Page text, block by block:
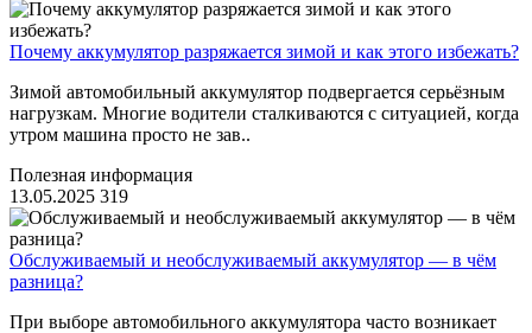
Почему аккумулятор разряжается зимой и как этого избежать?
Зимой автомобильный аккумулятор подвергается серьёзным
нагрузкам. Многие водители сталкиваются с ситуацией, когда
утром машина просто не зав..
Полезная информация
13.05.2025 319
Обслуживаемый и необслуживаемый аккумулятор — в чём
разница?
При выборе автомобильного аккумулятора часто возникает